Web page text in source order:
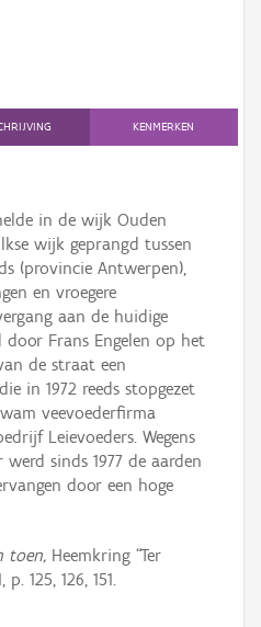
KENMERKEN
in de wijk Ouden
wijk geprangd tussen
(provincie Antwerpen),
en vroegere
aan de huidige
door Frans Engelen op het
de straat een
in 1972 reeds stopgezet
veevoederfirma
Leievoeders. Wegens
sinds 1977 de aarden
door een hoge
toen,Heemkring “Ter
125, 126, 151.